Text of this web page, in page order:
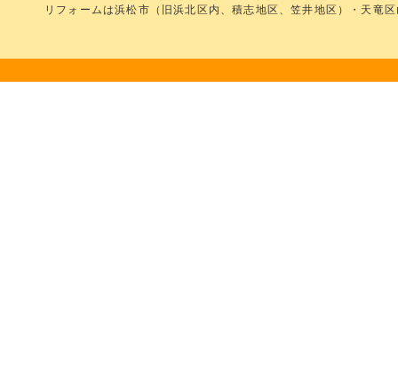
リフォームは浜松市（旧浜北区内、積志地区、笠井地区）・天竜